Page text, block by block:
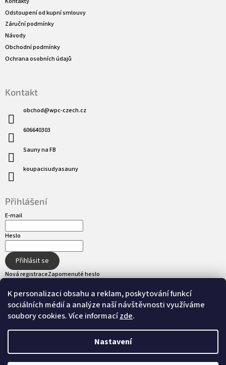
K personalizaci obsahu a reklam, poskytování funkcí
sociálních médií a analýze naší návštěvnosti využíváme
soubory cookies. Více informacízde.
Nastavení
Odstoupení od kupní smlouvy
Záruční podmínky
Návody
Obchodní podmínky
Ochrana osobních údajů
Kontakt
obchod@wpc-czech.cz
606640303
Sauny na FB
koupacisudyasauny
Přihlášení
E-mail
Heslo
Přihlásit se
Nová registraceZapomenuté heslo
Přijímáme online platby